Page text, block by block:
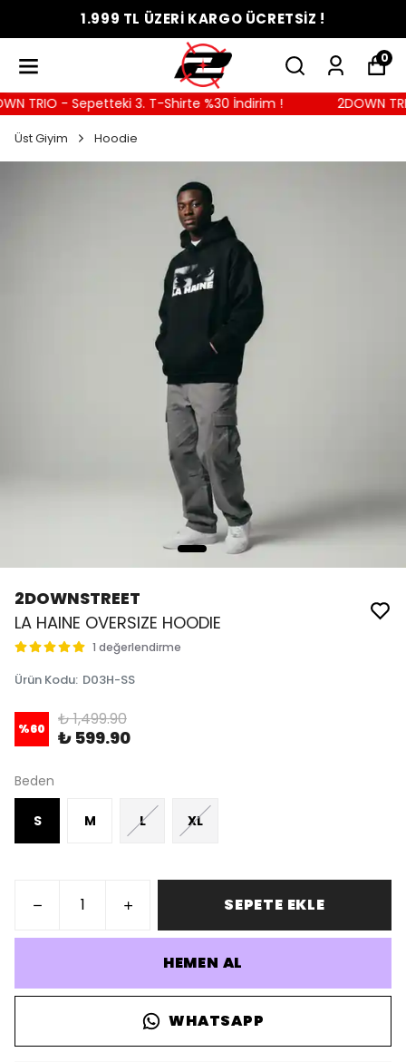
1.999 TL ÜZERİ KARGO ÜCRETSİZ !
0
TRIO - Sepetteki 3. T-Shirte %30 İndirim ! 2DOWN
Üst Giyim Hoodie
2DOWNSTREET
LA HAINE OVERSIZE HOODIE
1 değerlendirme
Ürün Kodu: D03H-SS
%60 ₺ 1,499.90
₺ 599.90
Beden
S M L XL
SEPETE EKLE
HEMEN AL
WHATSAPP